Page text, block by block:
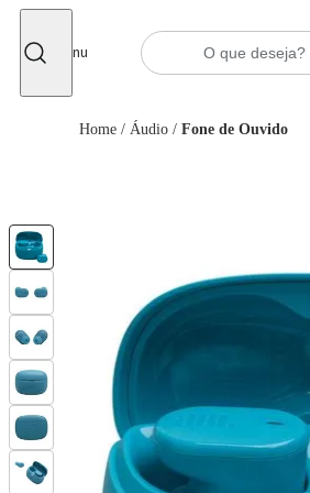
Menu
Home / Áudio / Fone de Ouvido